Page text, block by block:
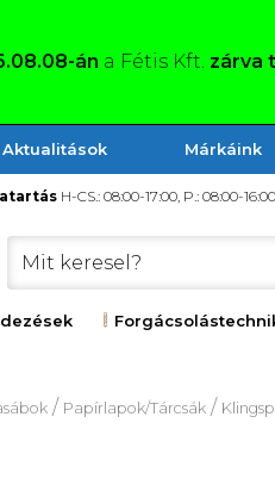
án a Fétis Kft. zárva
Aktualitások Márkáink
H-CS.: 08:00-17:00, P.: 08:00-
/
Papírlapok/Tárcsák
/